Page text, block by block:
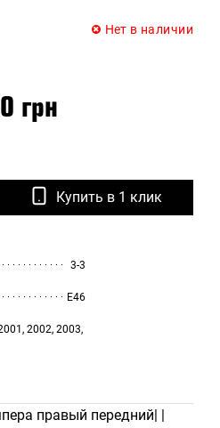
Нет в наличии
грн
Купить в 1 клик
3-3
E46
2002, 2003,
правый передний| |